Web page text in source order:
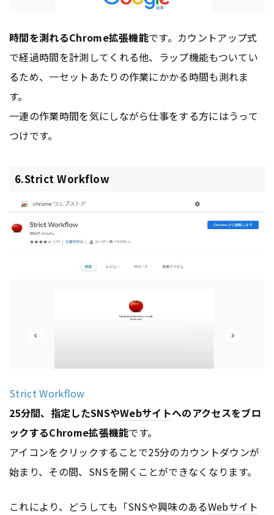
時間を測れるChrome拡張機能です。カウントアップ式
で経過時間を計測してくれる他、ラップ機能もついてい
るため、一セットあたりの作業にかかる時間も測れま
す。
一連の作業時間を気にしながら仕事をする方にはうって
つけです。
6.Strict Workflow
Strict Workflow
25分間、指定したSNSやWebサイトへのアクセスをブロ
ックするChrome拡張機能です。
アイコンをクリックすることで25分のカウントダウンが
始まり、その間、SNSを開くことができなくなります。
これにより、どうしても「SNSや興味のあるWebサイト